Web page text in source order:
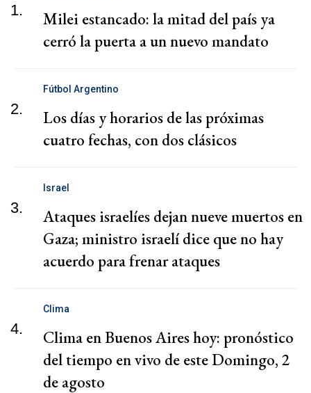
1.
Milei estancado: la mitad del país ya
cerró la puerta a un nuevo mandato
2.
Fútbol Argentino
Los días y horarios de las próximas
cuatro fechas, con dos clásicos
3.
Israel
Ataques israelíes dejan nueve muertos en
Gaza; ministro israelí dice que no hay
acuerdo para frenar ataques
4.
Clima
Clima en Buenos Aires hoy: pronóstico
del tiempo en vivo de este Domingo, 2
de agosto